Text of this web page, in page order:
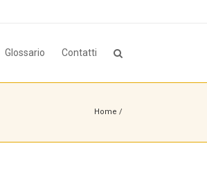
Glossario Contatti
Home /